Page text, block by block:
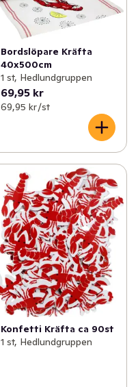
Bordslöpare Kräfta
40x500cm
1 st, Hedlundgruppen
69,95 kr
69,95 kr /st
Konfetti Kräfta ca 90st
1 st, Hedlundgruppen